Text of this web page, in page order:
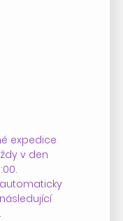
expedice
v den